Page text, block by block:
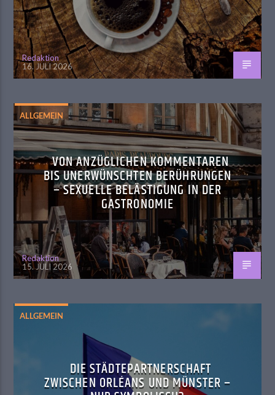
Redaktion
16. JULI 2026
ALLGEMEIN
VON ANZÜGLICHEN KOMMENTAREN
BIS UNERWÜNSCHTEN BERÜHRUNGEN
– SEXUELLE BELÄSTIGUNG IN DER
GASTRONOMIE
Redaktion
15. JULI 2026
ALLGEMEIN
DIE STÄDTEPARTNERSCHAFT
ZWISCHEN ORLÉANS UND MÜNSTER –